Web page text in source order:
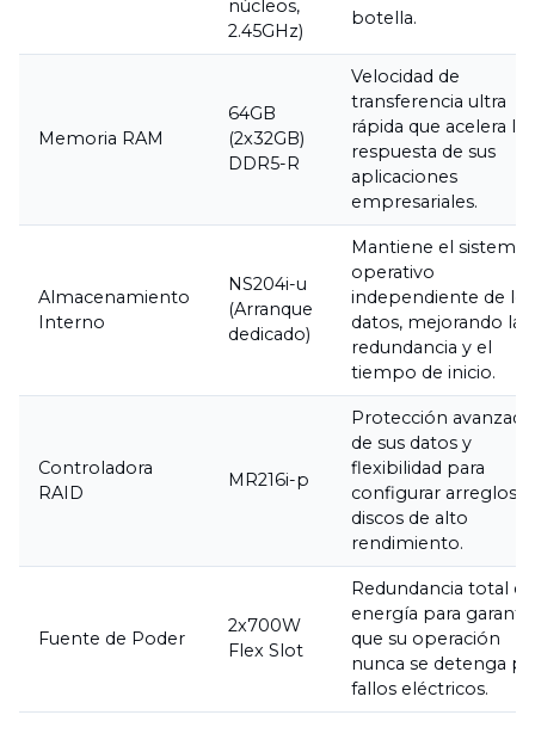
núcleos,
2.45GHz)
botella.
Memoria RAM
64GB
(2x32GB)
DDR5-R
Velocidad de
transferencia ultra
rápida que acelera la
respuesta de sus
aplicaciones
empresariales.
Almacenamiento
Interno
NS204i-u
(Arranque
dedicado)
Mantiene el sistema
operativo
independiente de los
datos, mejorando la
redundancia y el
tiempo de inicio.
Controladora
RAID
MR216i-p
Protección avanzada
de sus datos y
flexibilidad para
configurar arreglos
discos de alto
rendimiento.
Fuente de Poder
2x700W
Flex Slot
Redundancia total de
energía para
que su operación
nunca se detenga
fallos eléctricos.